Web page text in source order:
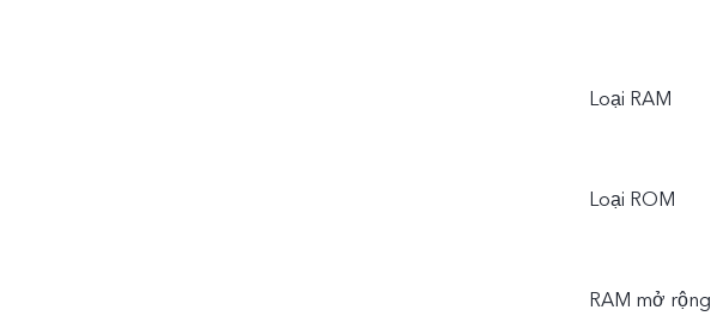
Loại RAM
Loại ROM
RAM mở rộng